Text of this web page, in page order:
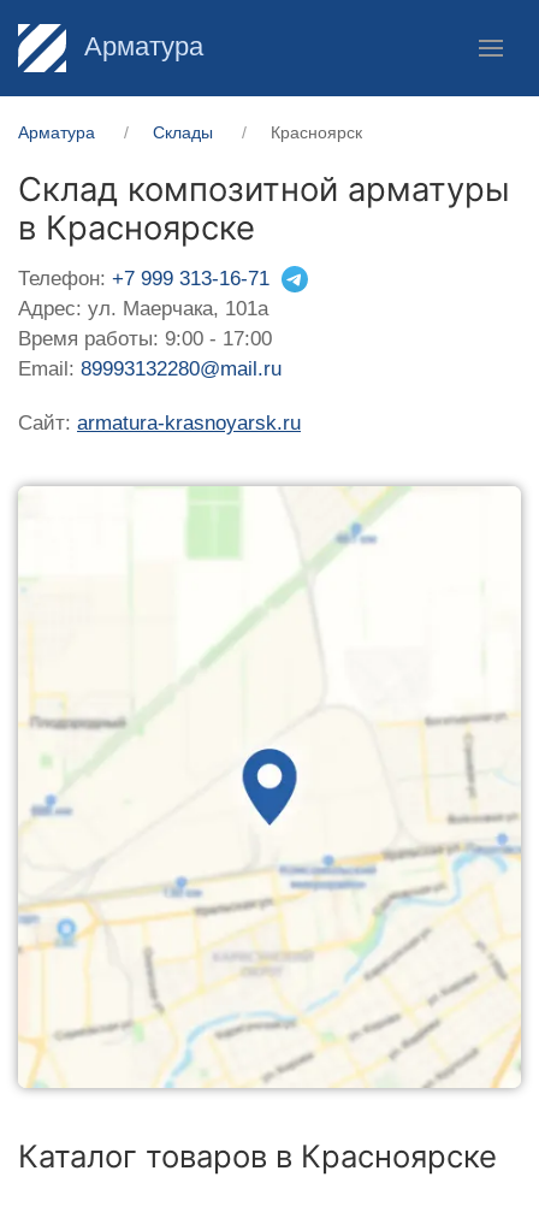
Арматура
Арматура Склады Красноярск
Склад композитной арматуры
в Красноярске
Телефон: +7 999 313-16-71
Адрес: ул. Маерчака, 101а
Время работы: 9:00 - 17:00
Email: 89993132280@mail.ru
Сайт: armatura-krasnoyarsk.ru
Каталог товаров в Красноярске